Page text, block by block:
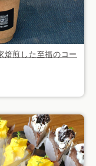
焙煎した至福のコー